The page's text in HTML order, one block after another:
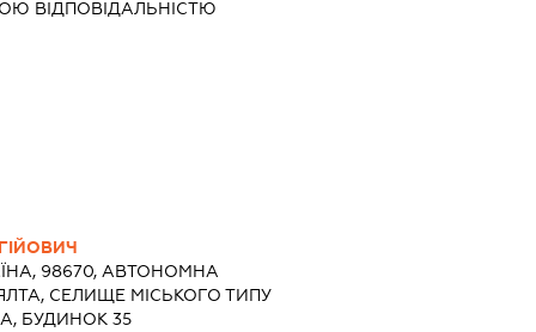
ВІДПОВІДАЛЬНІСТЮ
98670, АВТОНОМНА
СЕЛИЩЕ МІСЬКОГО ТИПУ
БУДИНОК 35